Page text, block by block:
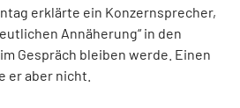
erklärte ein Konzernsprecher,
Annäherung“ in den
Gespräch bleiben werde. Einen
er aber nicht.